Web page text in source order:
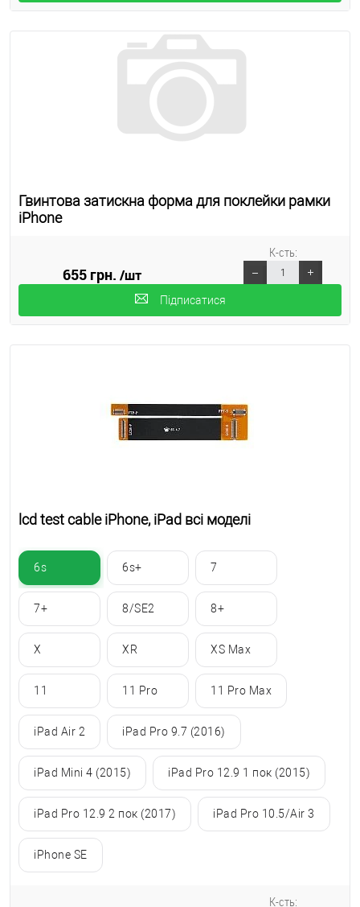
Гвинтова затискна форма для поклейки рамки
iPhone
655 грн./шт
Підписатися
К-сть:
lcd test cable iPhone, iPad всі моделі
6s 6s+ 7
7+ 8/SE2 8+
X XR XS Max
11 11 Pro 11 Pro Max
iPad Air 2 iPad Pro 9.7 (2016)
iPad Mini 4 (2015) iPad Pro 12.9 1 пок (2015)
iPad Pro 12.9 2 пок (2017) iPad Pro 10.5/Air 3
iPhone SE
К-сть: